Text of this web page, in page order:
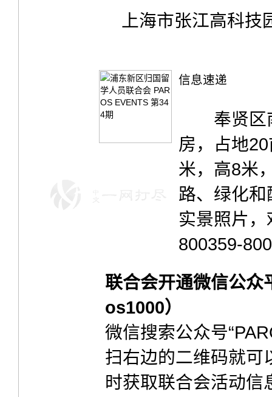
上海市张江高科技
信息速递
奉贤区南
房，占地
米，高8米
路、绿化
实景照片
800359-
联合会开通微信公众
os1000）
微信搜索公众号
扫右边的二维码就可
时获取联合会活动信